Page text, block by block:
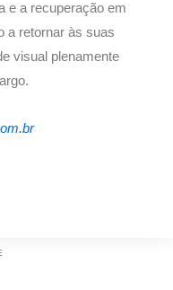
e a recuperação em
a retornar às suas
visual plenamente